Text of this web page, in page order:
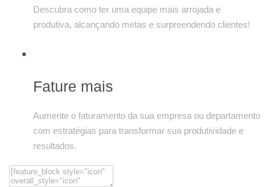
Descubra como ter uma equipe mais arrojada e
produtiva, alcançando metas e surpreendendo clientes!
Fature mais
Aumente o faturamento da sua empresa ou departamento
com estratégias para transformar sua produtividade e
resultados.